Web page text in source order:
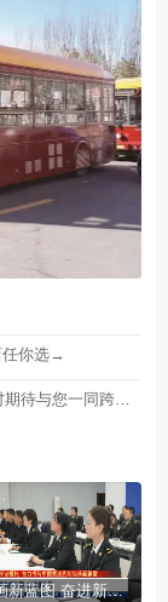
任你选→
燃情黄河•星耀跨年活动即将启幕！天下黄河第一村期待与您一同跨年！
擘画新蓝图 奋进新征程